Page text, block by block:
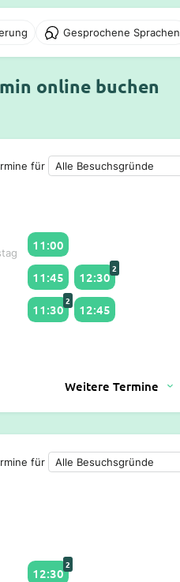
Gesprochene Sprachen
online buchen
für
11:00
11:45 12:30
2
11:30
2
12:45
Weitere Termine
für
12:30
2